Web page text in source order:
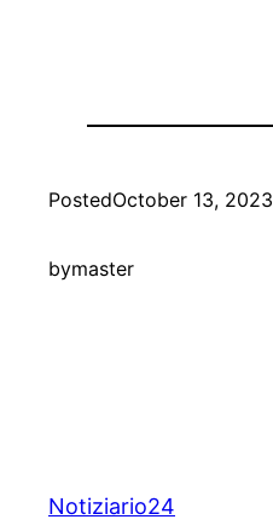
PostedOctober 13, 2023
bymaster
Notiziario24